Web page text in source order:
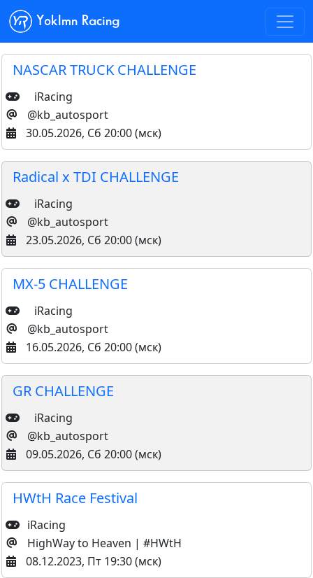
Yoklmn Racing
NASCAR TRUCK CHALLENGE
iRacing
@kb_autosport
30.05.2026, Сб 20:00 (мск)
Radical x TDI CHALLENGE
iRacing
@kb_autosport
23.05.2026, Сб 20:00 (мск)
MX-5 CHALLENGE
iRacing
@kb_autosport
16.05.2026, Сб 20:00 (мск)
GR CHALLENGE
iRacing
@kb_autosport
09.05.2026, Сб 20:00 (мск)
HWtH Race Festival
iRacing
HighWay to Heaven | #HWtH
08.12.2023, Пт 19:30 (мск)